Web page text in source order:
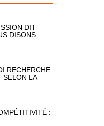
DIT
DISONS
RECHERCHE
SELON LA
: